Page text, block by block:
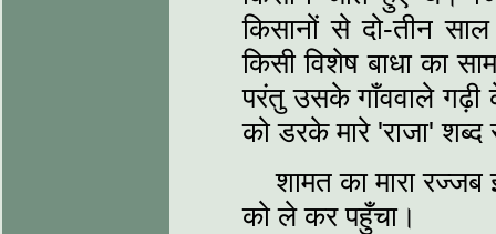
किसानों से दो-तीन
किसी विशेष बाधा का
परंतु उसके गाँववाले
को डरके मारे 'राजा'
शामत का मारा
को ले कर पहुँचा।